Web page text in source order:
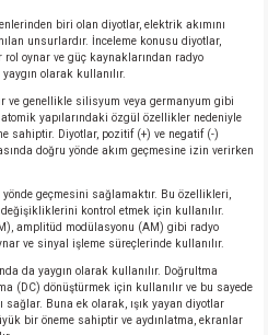
biri olan diyotlar, elektrik akımını
unsurlardır. İnceleme konusu diyotlar,
oynar ve güç kaynaklarından radyo
olarak kullanılır.
ve genellikle silisyum veya germanyum gibi
yapılarındaki özgül özellikler nedeniyle
sahiptir. Diyotlar, pozitif (+) ve negatif (-)
doğru yönde akım geçmesine izin verirken
yönde geçmesini sağlamaktır. Bu özellikleri,
kontrol etmek için kullanılır.
amplitüd modülasyonu (AM) gibi radyo
ve sinyal işleme süreçlerinde kullanılır.
da yaygın olarak kullanılır. Doğrultma
(DC) dönüştürmek için kullanılır ve bu sayede
sağlar. Buna ek olarak, ışık yayan diyotlar
bir öneme sahiptir ve aydınlatma, ekranlar